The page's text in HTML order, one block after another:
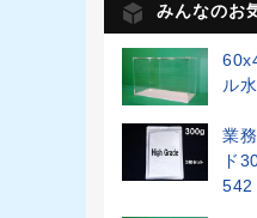
みんなのお
ル
業
ド
542